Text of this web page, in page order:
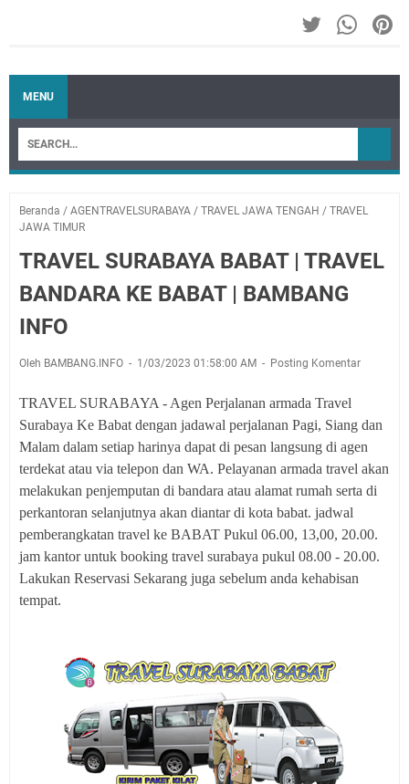
MENU
Beranda / AGENTRAVELSURABAYA / TRAVEL JAWA TENGAH / TRAVEL
JAWA TIMUR
TRAVEL SURABAYA BABAT | TRAVEL
BANDARA KE BABAT | BAMBANG
INFO
Oleh BAMBANG.INFO 1/03/2023 01:58:00 AM Posting Komentar
TRAVEL SURABAYA - Agen Perjalanan armada Travel
Surabaya Ke Babat dengan jadawal perjalanan Pagi, Siang dan
Malam dalam setiap harinya dapat di pesan langsung di agen
terdekat atau via telepon dan WA. Pelayanan armada travel akan
melakukan penjemputan di bandara atau alamat rumah serta di
perkantoran selanjutnya akan diantar di kota babat. jadwal
pemberangkatan travel ke BABAT Pukul 06.00, 13,00, 20.00.
jam kantor untuk booking travel surabaya pukul 08.00 - 20.00.
Lakukan Reservasi Sekarang juga sebelum anda kehabisan
tempat.